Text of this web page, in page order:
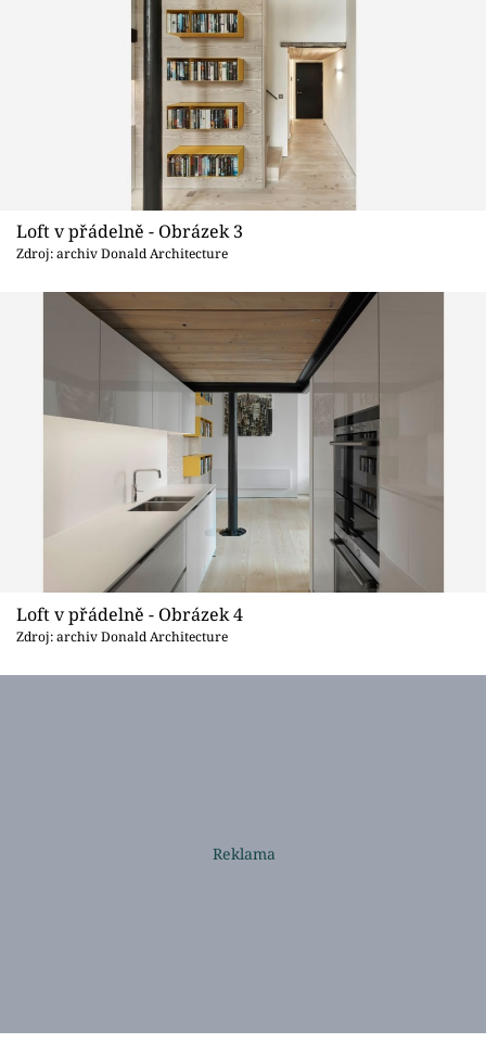
Loft v přádelně - Obrázek 3
Zdroj: archiv Donald Architecture
Loft v přádelně - Obrázek 4
Zdroj: archiv Donald Architecture